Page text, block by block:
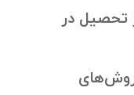
تحصیل در
روش‌های